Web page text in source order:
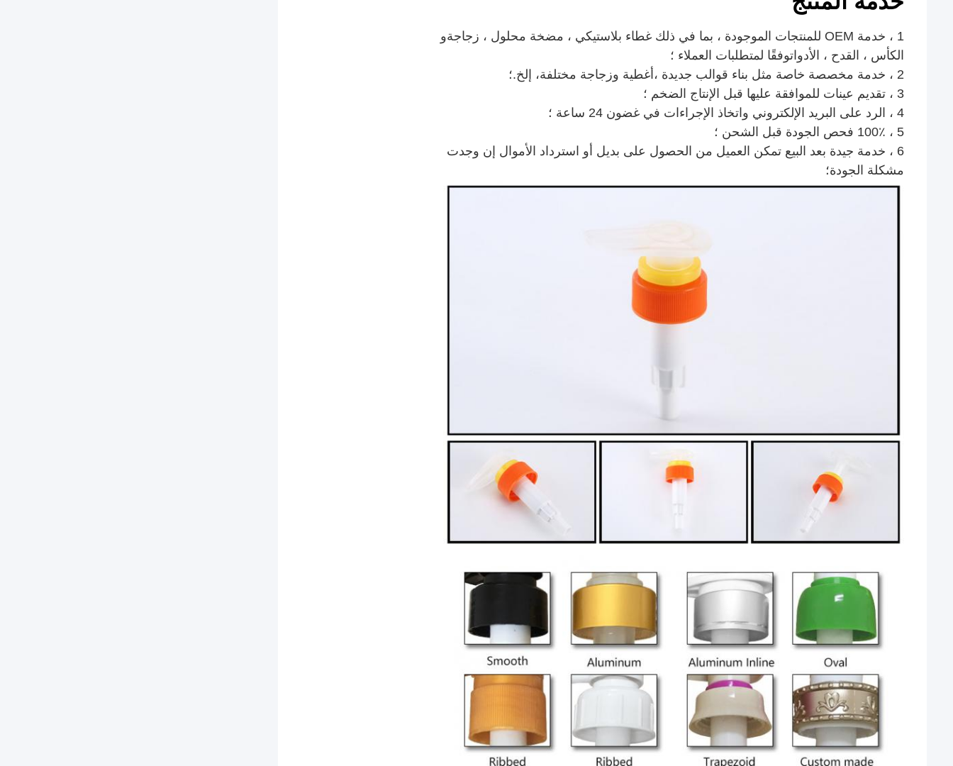
1 ، خدمة OEM للمنتجات الموجودة ، بما في ذلك غطاء بلاستيكي ، مضخة محلول ، زجاجةو
الكأس ، القدح ، الأدواتوفقًا لمتطلبات العملاء ؛
2 ، خدمة مخصصة خاصة مثل بناء قوالب جديدة ،
أغطية وزجاجة مختلفة، إلخ.؛
3 ، تقديم عينات للموافقة عليها قبل الإنتاج الضخم ؛
4 ، الرد على البريد الإلكتروني واتخاذ الإجراءات في غضون 24 ساعة ؛
5 ، 100٪ فحص الجودة قبل الشحن ؛
6 ، خدمة جيدة بعد البيع تمكن العميل من الحصول على بديل أو استرداد الأموال إن وجدت
مشكلة الجودة؛